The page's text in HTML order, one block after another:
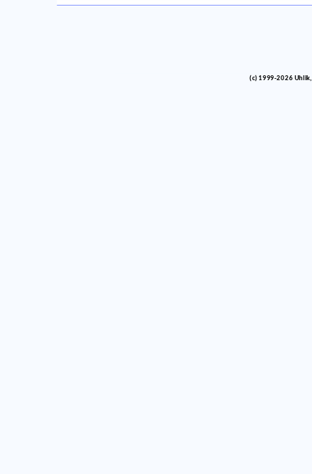
(c) 1999-2026 Uhlik,